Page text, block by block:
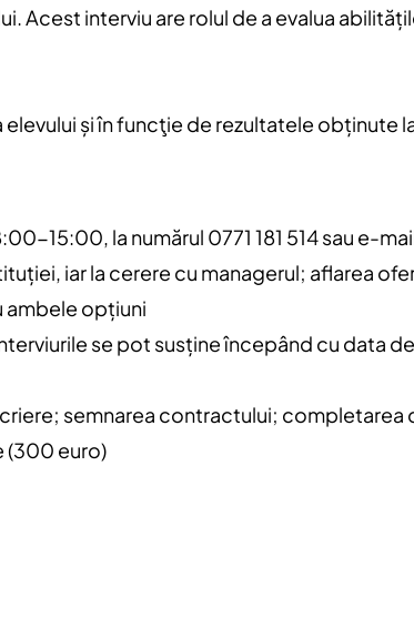
Acest interviu are rolul de a evalua
și în funcţie de rezultatele obținute
15:00, la numărul 0771 181 514 sau e-
iar la cerere cu managerul; aflarea
ambele opțiuni
se pot susține începând cu data
semnarea contractului; completarea
(300 euro)